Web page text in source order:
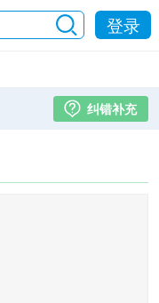
登录
纠错补充